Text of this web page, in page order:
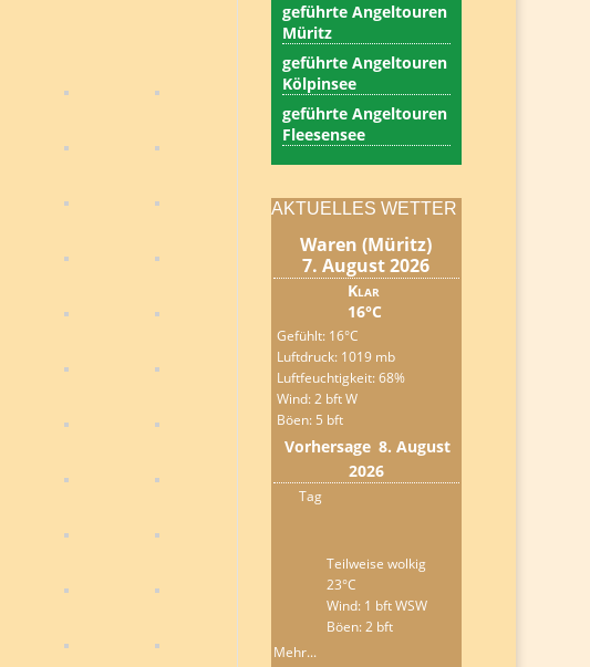
geführte Angeltouren
Müritz
geführte Angeltouren
Kölpinsee
geführte Angeltouren
Fleesensee
AKTUELLES WETTER
Waren (Müritz)
7. August 2026
Klar
16°C
Gefühlt: 16°C
Luftdruck: 1019 mb
Luftfeuchtigkeit: 68%
Wind: 2 bft W
Böen: 5 bft
Vorhersage 8. August
2026
Tag
Teilweise wolkig
23°C
Wind: 1 bft WSW
Böen: 2 bft
Mehr...